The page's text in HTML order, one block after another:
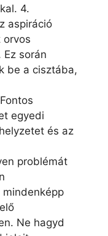
4.
aspiráció
orvos
során
be a cisztába,
egyedi
és az
problémát
Ne hagyd